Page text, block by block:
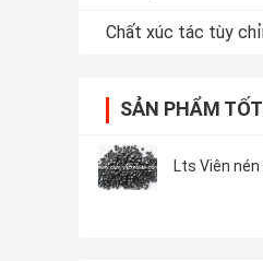
Chất xúc tác tùy
SẢN PHẨM
Lts Viên